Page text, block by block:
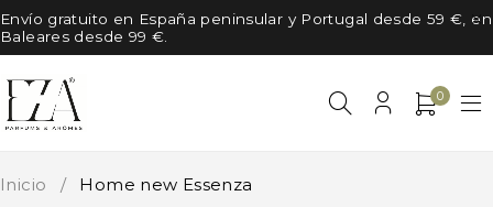
Envío gratuito en España peninsular y Portugal desde 59 €, en
Baleares desde 99 €.
0
Inicio / Home new Essenza